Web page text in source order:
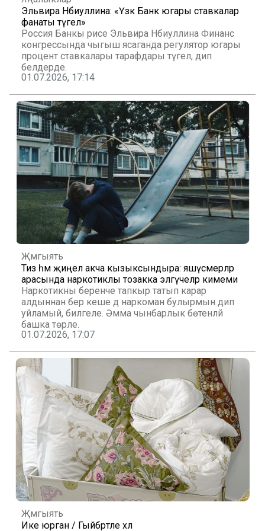
Эльвира Нәбиуллина: «Үзәк Банк югары ставкалар
фанаты түгел»
Россия Банкы рәисе Эльвира Нәбиуллина Финанс
конгрессында чыгыш ясаганда регулятор югары
процент ставкалары тарафдары түгел, дип
белдерде.
01.07.2026, 17:14
Җәмгыять
Тиз һәм җиңел акча кызыксындыра: яшүсмерләр
арасында наркотиклы тозакка эләгүчеләр кимеми
Наркотикны беренче тапкыр татып карар
алдыннан бер кеше дә наркоман булырмын дип
уйламый, билгеле. Әмма чынбарлык бөтенләй
башка төрле.
01.07.2026, 17:07
Җәмгыять
Ике юрган / Гыйбрәтле хәл